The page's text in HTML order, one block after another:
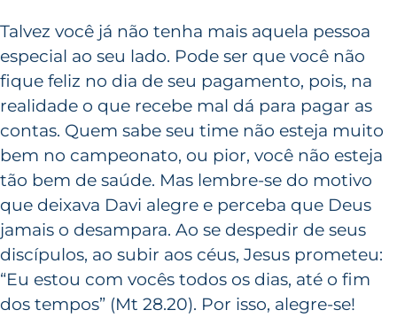
Talvez você já não tenha mais aquela pessoa
especial ao seu lado. Pode ser que você não
fique feliz no dia de seu pagamento, pois, na
realidade o que recebe mal dá para pagar as
contas. Quem sabe seu time não esteja muito
bem no campeonato, ou pior, você não esteja
tão bem de saúde. Mas lembre-se do motivo
que deixava Davi alegre e perceba que Deus
jamais o desampara. Ao se despedir de seus
discípulos, ao subir aos céus, Jesus prometeu:
“Eu estou com vocês todos os dias, até o fim
dos tempos” (Mt 28.20). Por isso, alegre-se!